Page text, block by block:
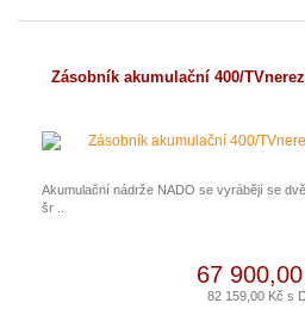
Zásobník akumulační 400/
Akumulační nádrže NADO se vyrábějí se
šr ..
67
82 159,00 Kč s